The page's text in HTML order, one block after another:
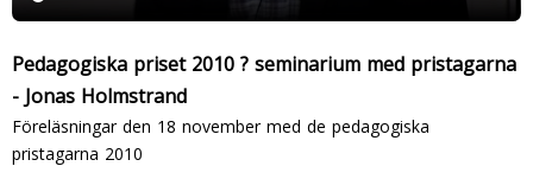
Pedagogiska priset 2010 ? seminarium med pristagarna
- Jonas Holmstrand
Föreläsningar den 18 november med de pedagogiska
pristagarna 2010